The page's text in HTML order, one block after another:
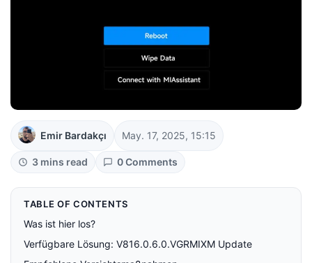
Emir Bardakçı May. 17, 2025, 15:15
3 mins read 0 Comments
TABLE OF CONTENTS
Was ist hier los?
Verfügbare Lösung: V816.0.6.0.VGRMIXM Update